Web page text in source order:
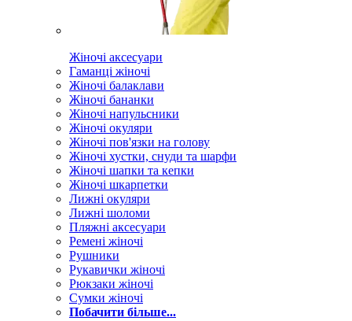
Жіночі аксесуари
Гаманці жіночі
Жіночі балаклави
Жіночі бананки
Жіночі напульсники
Жіночі окуляри
Жіночі пов'язки на голову
Жіночі хустки, снуди та шарфи
Жіночі шапки та кепки
Жіночі шкарпетки
Лижні окуляри
Лижні шоломи
Пляжні аксесуари
Ремені жіночі
Рушники
Рукавички жіночі
Рюкзаки жіночі
Сумки жіночі
Побачити більше...